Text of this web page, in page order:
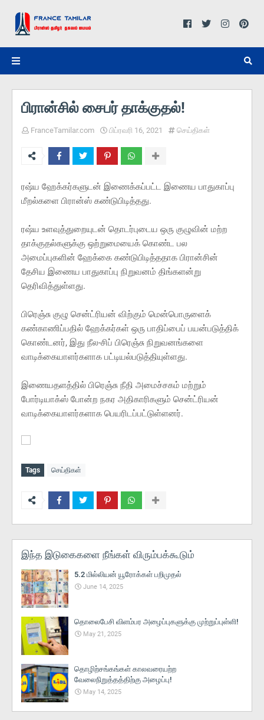
பிரான்சில் சைபர் தாக்குதல்!
FranceTamilar.com பிப்ரவரி 16, 2021 செய்திகள்
ரஷ்ய ஹேக்கர்களுடன் இணைக்கப்பட்ட இணைய பாதுகாப்பு
மீறல்களை பிரான்ஸ் கண்டுபிடித்தது.
ரஷ்ய உளவுத்துறையுடன் தொடர்புடைய ஒரு குழுவின் மற்ற
தாக்குதல்களுக்கு ஒற்றுமையைக் கொண்ட பல
அமைப்புகளின் ஹேக்கை கண்டுபிடித்ததாக பிரான்சின்
தேசிய இணைய பாதுகாப்பு நிறுவனம் திங்களன்று
தெரிவித்துள்ளது.
பிரெஞ்சு குழு சென்ட்ரியன் விற்கும் மென்பொருளைக்
கண்காணிப்பதில் ஹேக்கர்கள் ஒரு பாதிப்பைப் பயன்படுத்திக்
கொண்டனர், இது நீல-சிப் பிரெஞ்சு நிறுவனங்களை
வாடிக்கையாளர்களாக பட்டியல்படுத்தியுள்ளது.
இணையதளத்தில் பிரெஞ்சு நீதி அமைச்சகம் மற்றும்
போர்டியாக்ஸ் போன்ற நகர அதிகாரிகளும் சென்ட்ரியன்
வாடிக்கையாளர்களாக பெயரிடப்பட்டுள்ளனர்.
Tags செய்திகள்
இந்த இடுகைகளை நீங்கள் விரும்பக்கூடும்
5.2 மில்லியன் யூரோக்கள் பறிமுதல்
June 14, 2025
தொலைபேசி விளம்பர அழைப்புகளுக்கு முற்றுப்புள்ளி!
May 21, 2025
தொழிற்சங்கங்கள் காலவரையற்ற
வேலைநிறுத்தத்திற்கு அழைப்பு!
May 14, 2025